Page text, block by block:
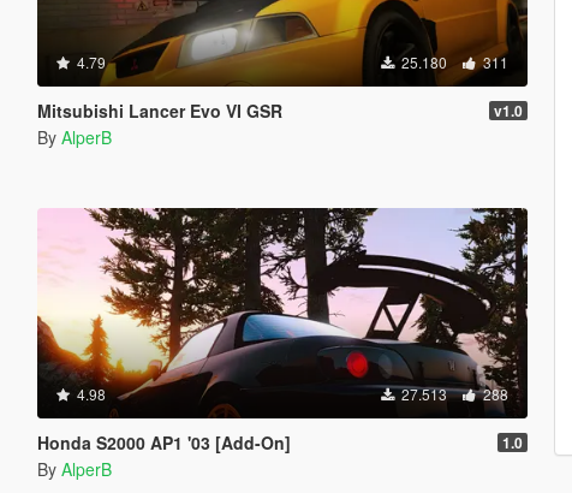
4.79 25.180 311
Mitsubishi Lancer Evo VI GSR v1.0
By AlperB
4.98 27.513 288
Honda S2000 AP1 '03 [Add-On] 1.0
By AlperB